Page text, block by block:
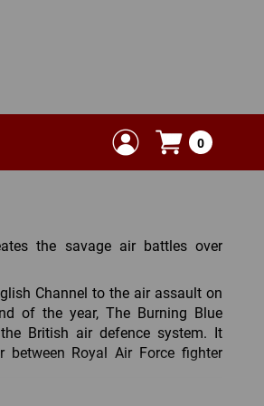
0
the savage air battles over
Channel to the air assault on
of the year, The Burning Blue
British air defence system. It
between Royal Air Force fighter
radio-telephony; Ack-Ack; balloon